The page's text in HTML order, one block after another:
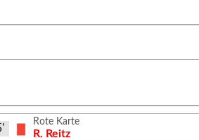
Rote Karte
R. Reitz